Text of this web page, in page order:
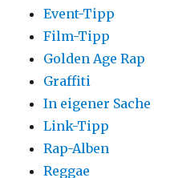
Event-Tipp
Film-Tipp
Golden Age Rap
Graffiti
In eigener Sache
Link-Tipp
Rap-Alben
Reggae